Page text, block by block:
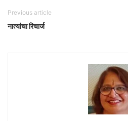
Previous article
नात्यांचा रिचार्ज